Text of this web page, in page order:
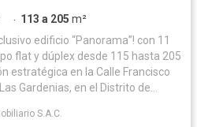
· 113 a 205 m²
edificio “Panorama”! con 11
flat y dúplex desde 115 hasta 205
estratégica en la Calle Francisco
Gardenias, en el Distrito de
S.A.C.